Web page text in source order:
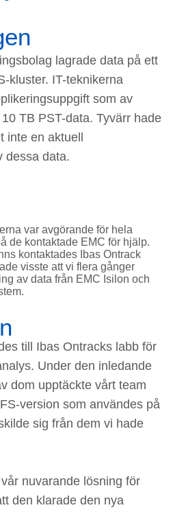
lagrade data på ett
kluster. IT-teknikerna
som av
TB PST-data. Tyvärr hade
inte en aktuell
dessa data.
var avgörande för hela
de kontaktade EMC för hjälp.
kontaktades Ibas Ontrack
visste att vi flera gånger
av data från EMC Isilon och
till Ibas Ontracks labb för
Under den inledande
dom upptäckte vårt team
version som användes på
sig från dem vi hade
nuvarande lösning för
den klarade den nya